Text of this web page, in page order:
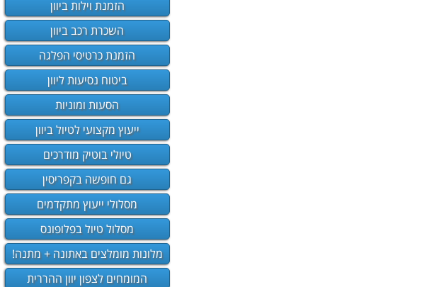
הזמנת וילות ביוון
השכרת רכב ביוון
הזמנת כרטיסי הפלגה
ביטוח נסיעות ליוון
הסעות ומוניות
ייעוץ מקצועי לטיול ביוון
טיולי בוטיק מודרכים
גם חופשה בקפריסין
מסלולי ייעוץ מתקדמים
מסלול טיול בפלופונס
מלונות מומלצים באתונה + מתנה!
המומחים לצפון יוון ההררית